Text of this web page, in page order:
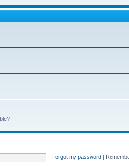
I forgot my password